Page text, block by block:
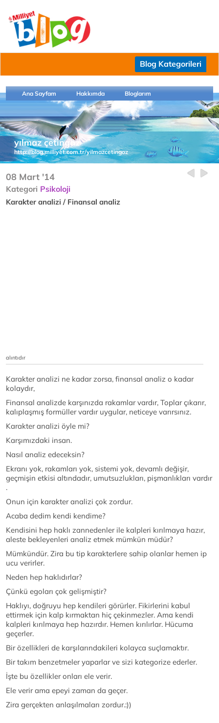
Blog Kategorileri
Ana Sayfam Hakkımda Bloglarım
yılmaz çetingöz
http://blog.milliyet.com.tr/yilmazcetingoz
08 Mart '14
Kategori Psikoloji
Karakter analizi / Finansal analiz
alıntıdır
Karakter analizi ne kadar zorsa, finansal analiz o kadar
kolaydır,
Finansal analizde karşınızda rakamlar vardır, Toplar çıkarır,
kalıplaşmış formüller vardır uygular, neticeye varırsınız.
Karakter analizi öyle mi?
Karşımızdaki insan.
Nasıl analiz edeceksin?
Ekranı yok, rakamları yok, sistemi yok, devamlı değişir,
geçmişin etkisi altındadır, umutsuzlukları, pişmanlıkları vardır
.
Onun için karakter analizi çok zordur.
Acaba dedim kendi kendime?
Kendisini hep haklı zannedenler ile kalpleri kırılmaya hazır,
aleste bekleyenleri analiz etmek mümkün müdür?
Mümkündür. Zira bu tip karakterlere sahip olanlar hemen ip
ucu verirler.
Neden hep haklıdırlar?
Çünkü egoları çok gelişmiştir?
Haklıyı, doğruyu hep kendileri görürler. Fikirlerini kabul
ettirmek için kalp kırmaktan hiç çekinmezler. Ama kendi
kalpleri kırılmaya hep hazırdır. Hemen kırılırlar. Hücuma
geçerler.
Bir özellikleri de karşılarındakileri kolayca suçlamaktır.
Bir takım benzetmeler yaparlar ve sizi kategorize ederler.
İşte bu özellikler onları ele verir.
Ele verir ama epeyi zaman da geçer.
Zira gerçekten anlaşılmaları zordur.:))